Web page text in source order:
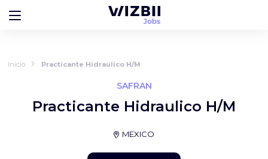
Inicio Practicante Hidraulico H/M
SAFRAN
Practicante Hidraulico H/M
MEXICO